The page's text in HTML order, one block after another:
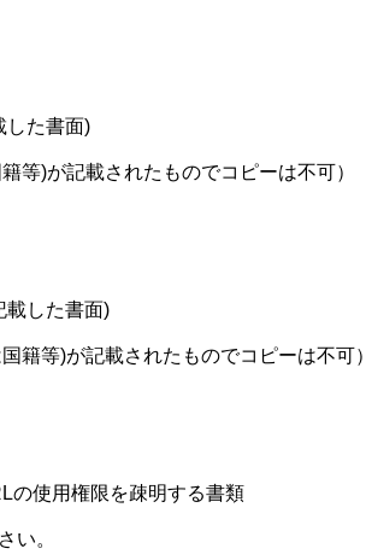
した書面)
等)が記載されたものでコピーは不可）
載した書面)
籍等)が記載されたものでコピーは不可）
の使用権限を疎明する書類
い。